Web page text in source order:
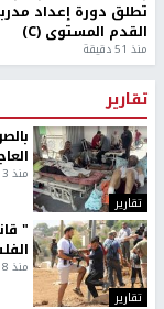
تطلق دورة إعداد
القدم المستوى (C)
منذ 51 دقيقة
تقارير
تقارير
منذ 3 دقيقة
تقارير
"
منذ 8 ثواني